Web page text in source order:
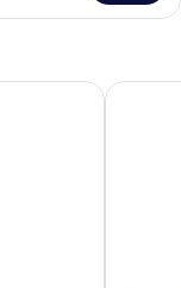
Hotel